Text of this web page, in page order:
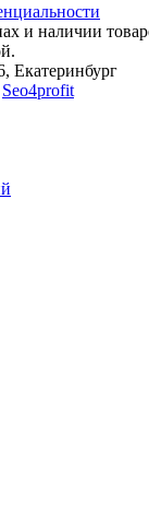
и наличии
Екатеринбург
Seo4profit